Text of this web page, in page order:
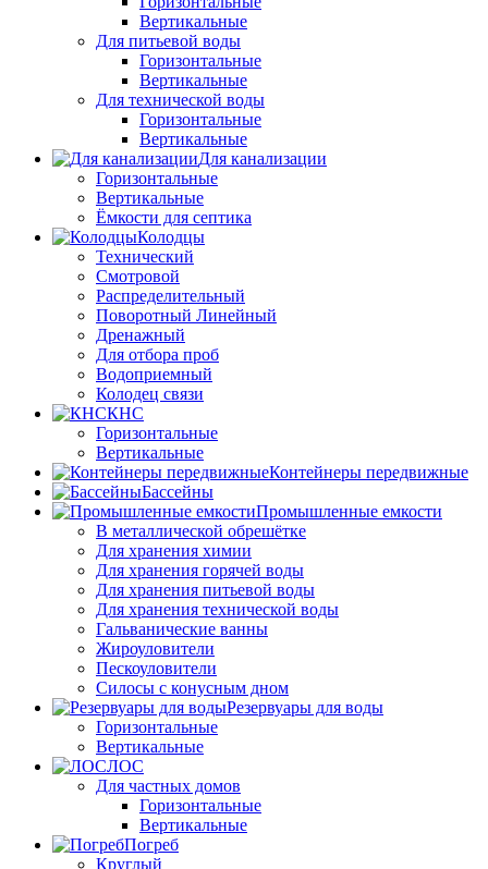
Вертикальные
Для питьевой воды
Горизонтальные
Вертикальные
Для технической воды
Горизонтальные
Вертикальные
Для канализации
Горизонтальные
Вертикальные
Ёмкости для септика
Колодцы
Технический
Смотровой
Распределительный
Поворотный Линейный
Дренажный
Для отбора проб
Водоприемный
Колодец связи
КНС
Горизонтальные
Вертикальные
Контейнеры передвижные
Бассейны
Промышленные емкости
В металлической обрешётке
Для хранения химии
Для хранения горячей воды
Для хранения питьевой воды
Для хранения технической воды
Гальванические ванны
Жироуловители
Пескоуловители
Силосы с конусным дном
Резервуары для воды
Горизонтальные
Вертикальные
ЛОС
Для частных домов
Горизонтальные
Вертикальные
Погреб
Круглый